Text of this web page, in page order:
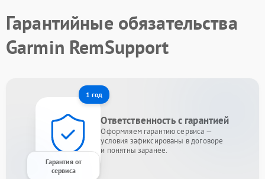
Гарантийные обязательства
Garmin RemSupport
1 год
Гарантия от
сервиса
Ответственность с гарантией
Оформляем гарантию сервиса —
условия зафиксированы в договоре
и понятны заранее.